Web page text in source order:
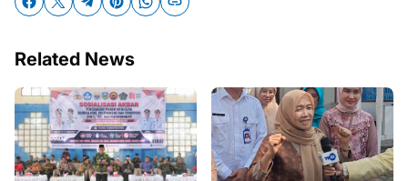
Related News